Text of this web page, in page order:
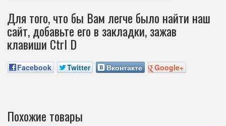
Для того, что бы Вам легче было найти наш
сайт, добавьте его в закладки, зажав
клавиши Ctrl D
Facebook Twitter Вконтакте Google+
Похожие товары